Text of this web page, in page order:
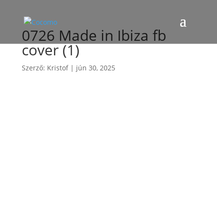
0726 Made in Ibiza fb
cover (1)
Szerző: Kristof| jún 30, 2025